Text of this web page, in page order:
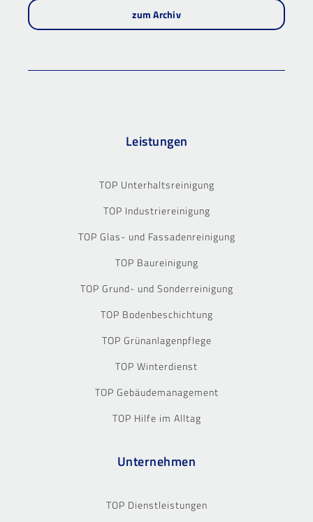
zum Archiv
Leistungen
TOP Unterhaltsreinigung
TOP Industriereinigung
TOP Glas- und Fassadenreinigung
TOP Baureinigung
TOP Grund- und Sonderreinigung
TOP Bodenbeschichtung
TOP Grünanlagenpflege
TOP Winterdienst
TOP Gebäudemanagement
TOP Hilfe im Alltag
Unternehmen
TOP Dienstleistungen